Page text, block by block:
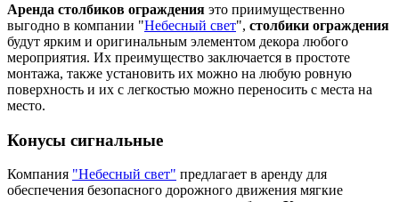
Аренда столбиков ограждения это приимущественно
выгодно в компании "Небесный свет", столбики ограждения
будут ярким и оригинальным элементом декора любого
мероприятия. Их преимущество заключается в простоте
монтажа, также установить их можно на любую ровную
поверхность и их с легкостью можно переносить с места на
место.
Конусы сигнальные
Компания "Небесный свет" предлагает в аренду для
обеспечения безопасного дорожного движения мягкие